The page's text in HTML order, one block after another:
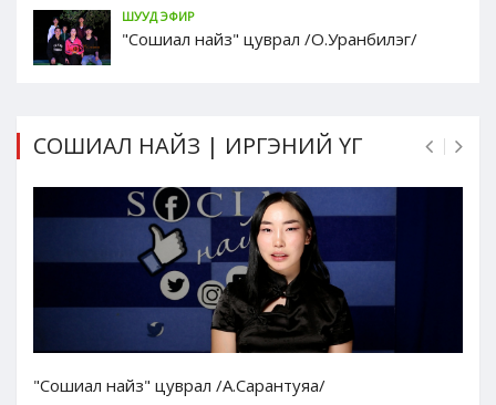
ШУУД ЭФИР
"Сошиал найз" цуврал /О.Уранбилэг/
СОШИАЛ НАЙЗ | ИРГЭНИЙ ҮГ
"Сошиал найз" цуврал /А.Сарантуяа/